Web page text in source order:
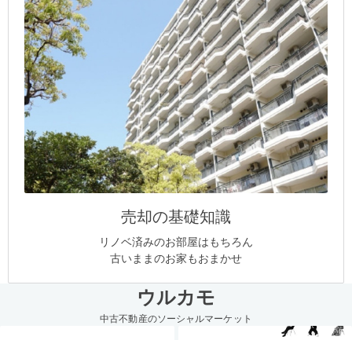
売却の基礎知識
リノベ済みのお部屋はもちろん
古いままのお家もおまかせ
ウルカモ
中古不動産のソーシャルマーケット